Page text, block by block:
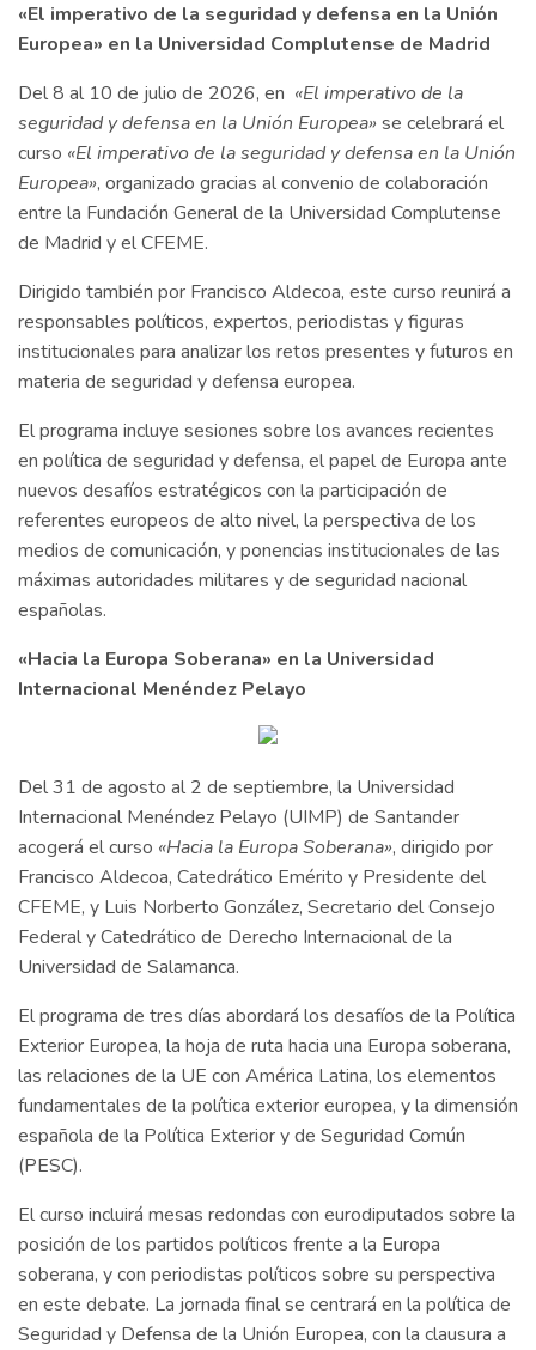
«El imperativo de la seguridad y defensa en la Unión
Europea» en la Universidad Complutense de Madrid
Del 8 al 10 de julio de 2026, en «El imperativo de la
seguridad y defensa en la Unión Europea»se celebrará el
curso «El imperativo de la seguridad y defensa en la Unión
Europea», organizado gracias al convenio de colaboración
entre la Fundación General de la Universidad Complutense
de Madrid y el CFEME.
Dirigido también por Francisco Aldecoa, este curso reunirá a
responsables políticos, expertos, periodistas y figuras
institucionales para analizar los retos presentes y futuros en
materia de seguridad y defensa europea.
El programa incluye sesiones sobre los avances recientes
en política de seguridad y defensa, el papel de Europa ante
nuevos desafíos estratégicos con la participación de
referentes europeos de alto nivel, la perspectiva de los
medios de comunicación, y ponencias institucionales de las
máximas autoridades militares y de seguridad nacional
españolas.
«Hacia la Europa Soberana» en la Universidad
Internacional Menéndez Pelayo
Del 31 de agosto al 2 de septiembre, la Universidad
Internacional Menéndez Pelayo (UIMP) de Santander
acogerá el curso «Hacia la Europa Soberana», dirigido por
Francisco Aldecoa, Catedrático Emérito y Presidente del
CFEME, y Luis Norberto González, Secretario del Consejo
Federal y Catedrático de Derecho Internacional de la
Universidad de Salamanca.
El programa de tres días abordará los desafíos de la Política
Exterior Europea, la hoja de ruta hacia una Europa soberana,
las relaciones de la UE con América Latina, los elementos
fundamentales de la política exterior europea, y la dimensión
española de la Política Exterior y de Seguridad Común
(PESC).
El curso incluirá mesas redondas con eurodiputados sobre la
posición de los partidos políticos frente a la Europa
soberana, y con periodistas políticos sobre su perspectiva
en este debate. La jornada final se centrará en la política de
Seguridad y Defensa de la Unión Europea, con la clausura a